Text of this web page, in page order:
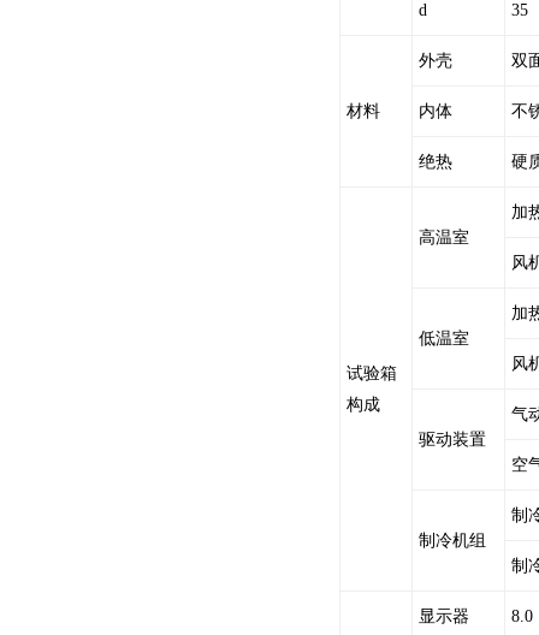
d 35
材料
外壳 双
内体 不
绝热 硬
试验箱
构成
高温室
加
风
低温室
加
风
驱动装置
气
空
制冷机组
制
制
显示器 8.0